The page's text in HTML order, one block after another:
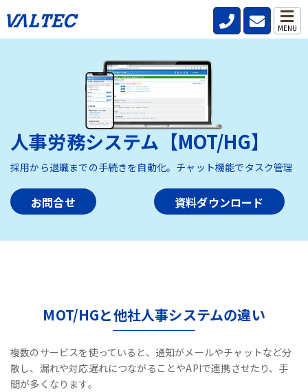
MENU
HOME>製品・サービス> 人事労務システム【MOT/HG】
人事労務システム【MOT/HG】
採用から退職までの手続きを自動化。チャット機能でタスク管理
お問合せ 資料ダウンロード
MOT/HGと他社人事システムの違い
複数のサービスを使っていると、通知がメールやチャットなど分
散し、漏れや対応遅れにつながることやAPIで連携させたり、手
間が多くなります。